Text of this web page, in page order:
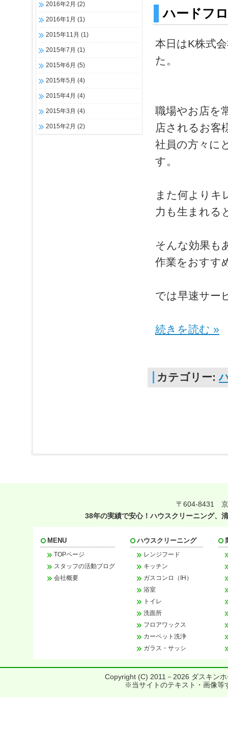
2016年2月 (2)
2016年1月 (1)
2015年11月 (1)
2015年7月 (1)
2015年6月 (5)
2015年5月 (4)
2015年4月 (4)
2015年3月 (4)
2015年2月 (2)
ハードフ
本日はK株式
た。
職場やお店を
店されるお客
社員の方々に
す。
また何よりキ
力も生まれる
そんな効果も
作業をおすす
では早速サー
続きを読む »
カテゴリー:
〒604-8431 京
38年の実績で安心！ハウスクリーニング、
MENU
TOPページ
スタッフの活動ブログ
会社概要
ハウスクリーニング
レンジフード
キッチン
ガスコンロ（IH）
浴室
トイレ
洗面所
フロアワックス
カーペット洗浄
ガラス・サッシ
Copyright (C) 2011－ 2026 ダスキン
※当サイトのテキスト・画像等